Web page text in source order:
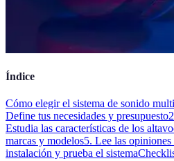
Índice
Cómo elegir el sistema de sonido
Define tus necesidades y presupuesto
Estudia las características de los
marcas y modelos5. Lee las
instalación y prueba el sistema